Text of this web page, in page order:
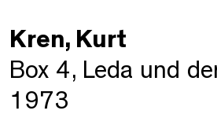
Kren, Kurt
Box 4, Leda und
1973